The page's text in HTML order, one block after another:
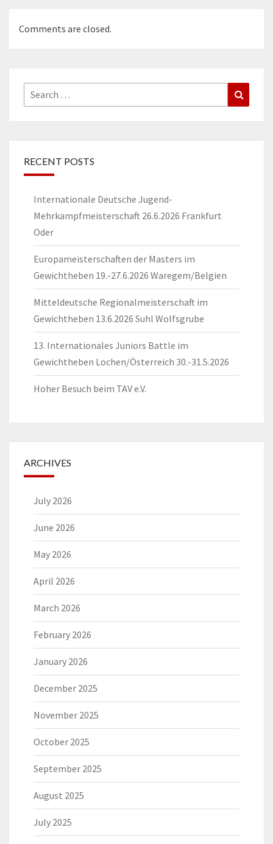
Comments are closed.
Search
for:
RECENT POSTS
Internationale Deutsche Jugend-
Mehrkampfmeisterschaft 26.6.2026 Frankfurt
Oder
Europameisterschaften der Masters im
Gewichtheben 19.-27.6.2026 Waregem/Belgien
Mitteldeutsche Regionalmeisterschaft im
Gewichtheben 13.6.2026 Suhl Wolfsgrube
13. Internationales Juniors Battle im
Gewichtheben Lochen/Österreich 30.-31.5.2026
Hoher Besuch beim TAV e.V.
ARCHIVES
July 2026
June 2026
May 2026
April 2026
March 2026
February 2026
January 2026
December 2025
November 2025
October 2025
September 2025
August 2025
July 2025